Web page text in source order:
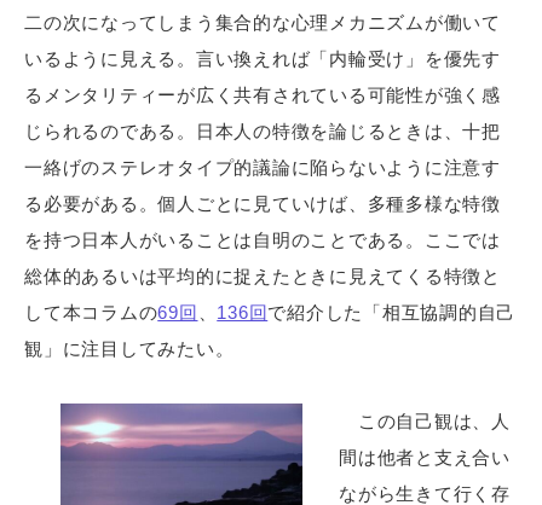
二の次になってしまう集合的な心理メカニズムが働いて
いるように見える。言い換えれば「内輪受け」を優先す
るメンタリティーが広く共有されている可能性が強く感
じられるのである。日本人の特徴を論じるときは、十把
一絡げのステレオタイプ的議論に陥らないように注意す
る必要がある。個人ごとに見ていけば、多種多様な特徴
を持つ日本人がいることは自明のことである。ここでは
総体的あるいは平均的に捉えたときに見えてくる特徴と
して本コラムの69回 136回で紹介した「相互協調的自己
観」に注目してみたい。
この自己観は、人
間は他者と支え合い
ながら生きて行く存